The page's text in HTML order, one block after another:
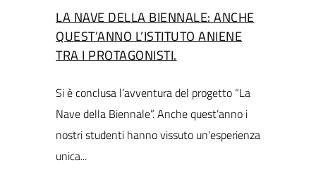
LA NAVE DELLA BIENNALE: ANCHE
QUEST’ANNO L’ISTITUTO ANIENE
TRA I PROTAGONISTI.
Si è conclusa l’avventura del progetto “La
Nave della Biennale”. Anche quest’anno i
nostri studenti hanno vissuto un’esperienza
unica...